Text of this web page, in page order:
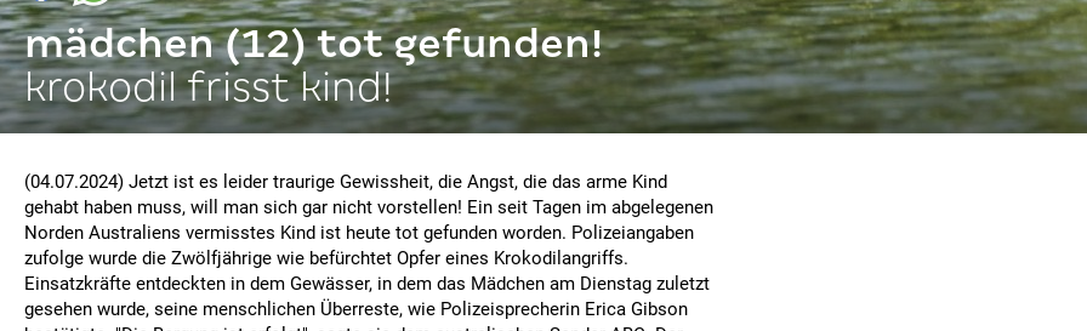
mädchen (12) tot gefunden!
krokodil frisst kind!
(04.07.2024) Jetzt ist es leider traurige Gewissheit, die Angst, die das arme Kind
gehabt haben muss, will man sich gar nicht vorstellen! Ein seit Tagen im abgelegenen
Norden Australiens vermisstes Kind ist heute tot gefunden worden. Polizeiangaben
zufolge wurde die Zwölfjährige wie befürchtet Opfer eines Krokodilangriffs.
Einsatzkräfte entdeckten in dem Gewässer, in dem das Mädchen am Dienstag zuletzt
gesehen wurde, seine menschlichen Überreste, wie Polizeisprecherin Erica Gibson